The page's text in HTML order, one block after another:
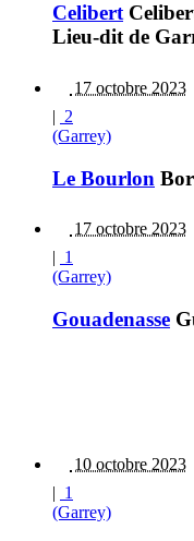
Celibert
Lieu-dit de
17 octobre 2023
| 2
(Garrey)
Le Bourlon
17 octobre 2023
| 1
(Garrey)
Gouadenasse
10 octobre 2023
| 1
(Garrey)